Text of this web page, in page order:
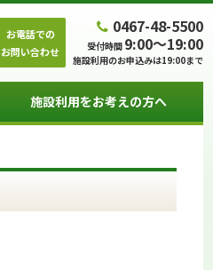
お電話での
お問い合わせ
0467-48-5500
受付時間 9:00～19:00
施設利用のお申込みは19:00まで
施設利用をお考えの方へ